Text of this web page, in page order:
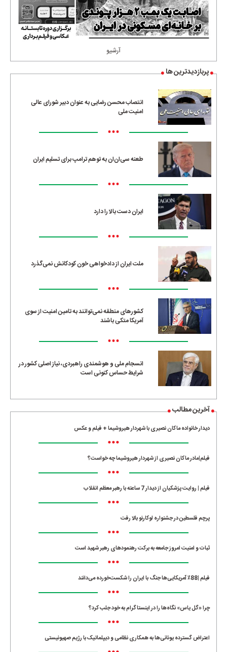
آرشیو
پربازدیدترین ها
انتصاب محسن رضایی به عنوان دبیر شورای عالی
امنیت ملی
•••
طعنه سی‌ان‌ان به توهم ترامپ برای تسلیم ایران
•••
ایران دست بالا را دارد
•••
ملت ایران از دادخواهی خون کودکانش نمی‌گذرد
•••
کشورهای منطقه نمی‌توانند به تامین امنیت از سوی
آمریکا متکی باشند
•••
انسجام ملی و هوشمندی راهبردی، نیاز اصلی کشور در
شرایط حساس کنونی است
آخرین مطالب
دیدار خانواده ماکان نصیری با شهردار هیروشیما + فیلم و عکس
•••
فیلم|مادر ماکان نصیری از شهردار هیروشیما چه خواست؟
•••
فیلم | روایت پزشکیان از دیدار 7 ساعته با رهبر معظم انقلاب
•••
پرچم فلسطین در جشنواره لوکارنو بالا رفت
•••
ثبات و امنیت امروز جامعه به برکت رهنمودهای رهبر شهید است
•••
فیلم |88٪ آمریکایی‌ها جنگ با ایران را شکست‌خورده می‌دانند
•••
چرا «گل یاس» نگاه‌ها را در اینستاگرام به خود جلب کرد؟
•••
اعتراض گسترده یونانی‌ها به همکاری نظامی و دیپلماتیک با رژیم صهیونیستی